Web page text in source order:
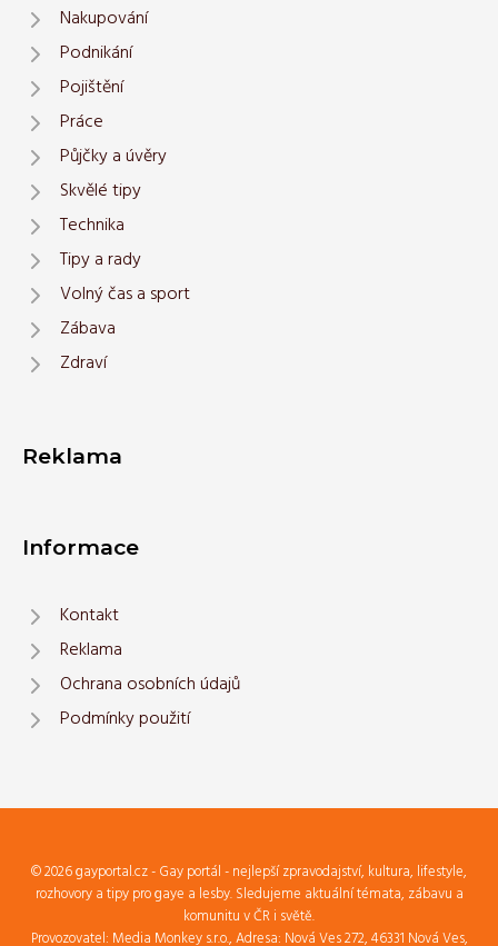
Nakupování
Podnikání
Pojištění
Práce
Půjčky a úvěry
Skvělé tipy
Technika
Tipy a rady
Volný čas a sport
Zábava
Zdraví
Reklama
Informace
Kontakt
Reklama
Ochrana osobních údajů
Podmínky použití
© 2026 gayportal.cz - Gay portál - nejlepší zpravodajství, kultura, lifestyle,
rozhovory a tipy pro gaye a lesby. Sledujeme aktuální témata, zábavu a
komunitu v ČR i světě.
Provozovatel: Media Monkey s.r.o., Adresa: Nová Ves 272, 46331 Nová Ves,